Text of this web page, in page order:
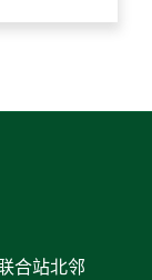
合站北邻